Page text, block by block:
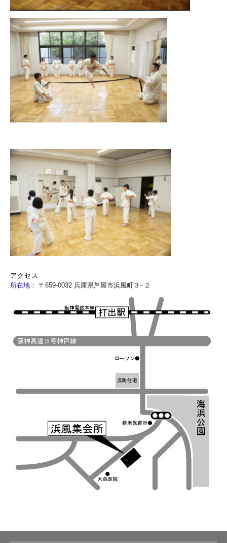
アクセス
所在地 ： 〒659-0032 兵庫県芦屋市浜風町３−２